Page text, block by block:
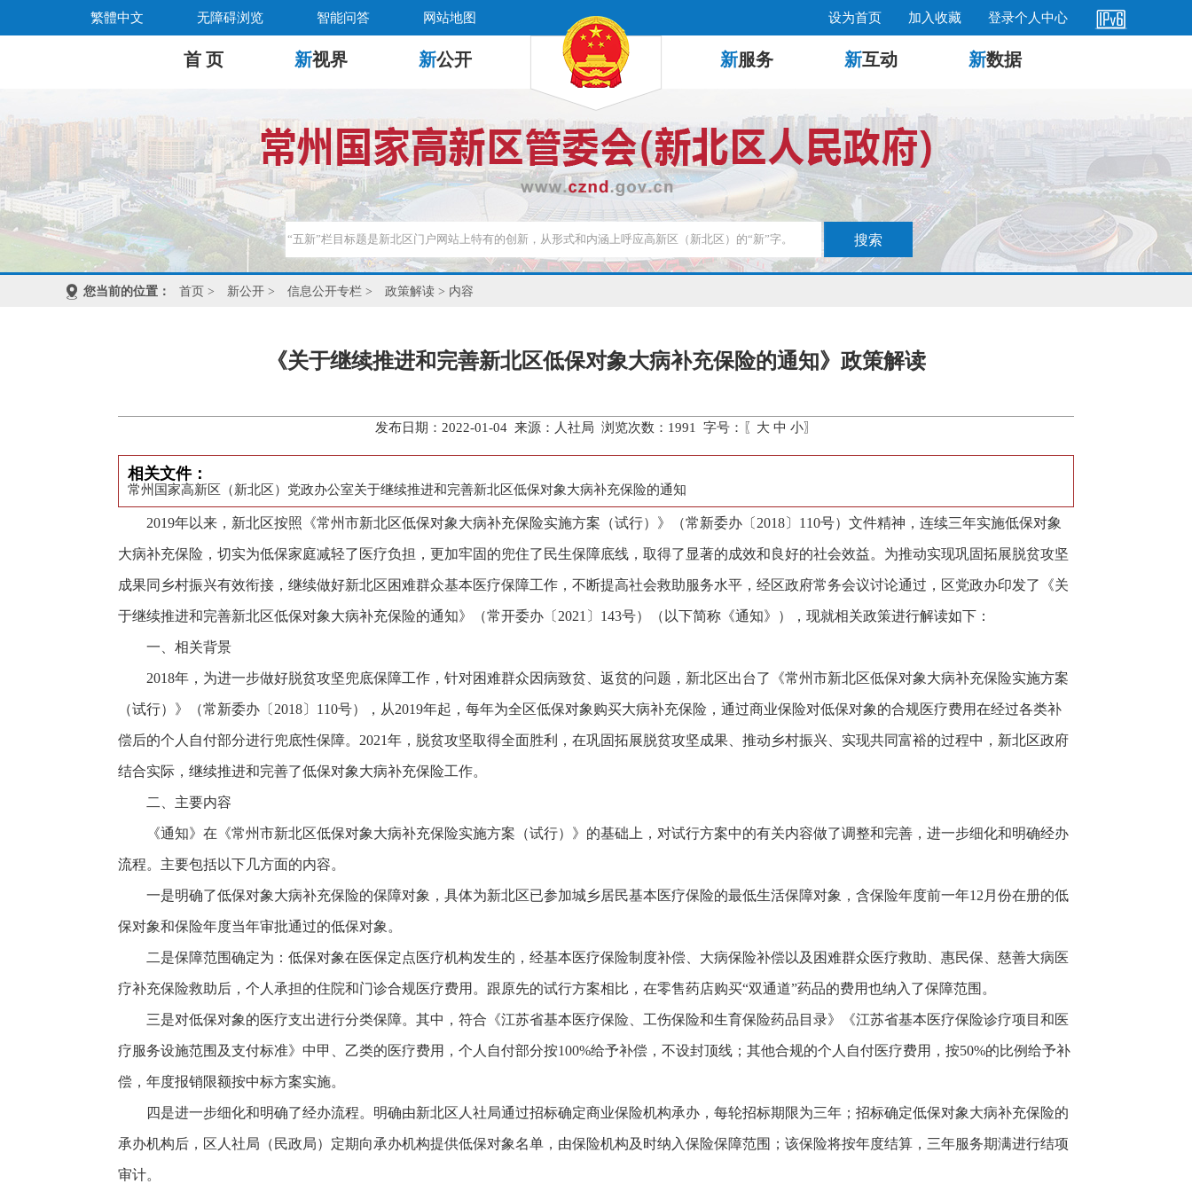
繁體中文 无障碍浏览 智能问答 网站地图 设为首页 加入收藏 登录个人中心
首 页 新视界 新公开 新服务 新互动 新数据
您当前的位置： 首页 > 新公开 > 信息公开专栏 > 政策解读 > 内容
《关于继续推进和完善新北区低保对象大病补充保险的通知》政策解读
发布日期：2022-01-04 来源：人社局 浏览次数： 1991 字号：〖 大 中 小〗
相关文件：
常州国家高新区（新北区）党政办公室关于继续推进和完善新北区低保对象大病补充保险的通知
2019年以来，新北区按照《常州市新北区低保对象大病补充保险实施方案（试行）》（常新委办〔2018〕110号）文件精神，连续三年实施低保对象
大病补充保险，切实为低保家庭减轻了医疗负担，更加牢固的兜住了民生保障底线，取得了显著的成效和良好的社会效益。为推动实现巩固拓展脱贫攻坚
成果同乡村振兴有效衔接，继续做好新北区困难群众基本医疗保障工作，不断提高社会救助服务水平，经区政府常务会议讨论通过，区党政办印发了《关
于继续推进和完善新北区低保对象大病补充保险的通知》（常开委办〔2021〕143号）（以下简称《通知》），现就相关政策进行解读如下：
一、相关背景
2018年，为进一步做好脱贫攻坚兜底保障工作，针对困难群众因病致贫、返贫的问题，新北区出台了《常州市新北区低保对象大病补充保险实施方案
（试行）》（常新委办〔2018〕110号），从2019年起，每年为全区低保对象购买大病补充保险，通过商业保险对低保对象的合规医疗费用在经过各类补
偿后的个人自付部分进行兜底性保障。2021年，脱贫攻坚取得全面胜利，在巩固拓展脱贫攻坚成果、推动乡村振兴、实现共同富裕的过程中，新北区政府
结合实际，继续推进和完善了低保对象大病补充保险工作。
二、主要内容
《通知》在《常州市新北区低保对象大病补充保险实施方案（试行）》的基础上，对试行方案中的有关内容做了调整和完善，进一步细化和明确经办
流程。主要包括以下几方面的内容。
一是明确了低保对象大病补充保险的保障对象，具体为新北区已参加城乡居民基本医疗保险的最低生活保障对象，含保险年度前一年12月份在册的低
保对象和保险年度当年审批通过的低保对象。
二是保障范围确定为：低保对象在医保定点医疗机构发生的，经基本医疗保险制度补偿、大病保险补偿以及困难群众医疗救助、惠民保、慈善大病医
疗补充保险救助后，个人承担的住院和门诊合规医疗费用。跟原先的试行方案相比，在零售药店购买“双通道”药品的费用也纳入了保障范围。
三是对低保对象的医疗支出进行分类保障。其中，符合《江苏省基本医疗保险、工伤保险和生育保险药品目录》《江苏省基本医疗保险诊疗项目和医
疗服务设施范围及支付标准》中甲、乙类的医疗费用，个人自付部分按100%给予补偿，不设封顶线；其他合规的个人自付医疗费用，按50%的比例给予补
偿，年度报销限额按中标方案实施。
四是进一步细化和明确了经办流程。明确由新北区人社局通过招标确定商业保险机构承办，每轮招标期限为三年；招标确定低保对象大病补充保险的
承办机构后，区人社局（民政局）定期向承办机构提供低保对象名单，由保险机构及时纳入保险保障范围；该保险将按年度结算，三年服务期满进行结项
审计。